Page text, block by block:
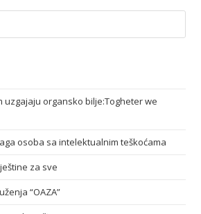
uzgajaju organsko bilje:Togheter we
osoba sa intelektualnim teškoćama
za sve
“OAZA”